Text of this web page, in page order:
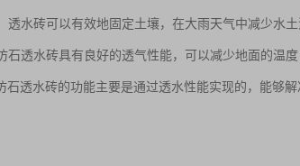
透水砖可以有效地固定土壤，在大雨天气中减少水土
石透水砖具有良好的透气性能，可以减少地面的温度
石透水砖的功能主要是通过透水性能实现的，能够